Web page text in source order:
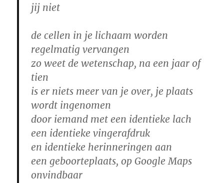
jij niet
de cellen in je lichaam worden
regelmatig vervangen
zo weet de wetenschap, na een jaar of
tien
is er niets meer van je over, je plaats
wordt ingenomen
door iemand met een identieke lach
een identieke vingerafdruk
en identieke herinneringen aan
een geboorteplaats, op Google Maps
onvindbaar